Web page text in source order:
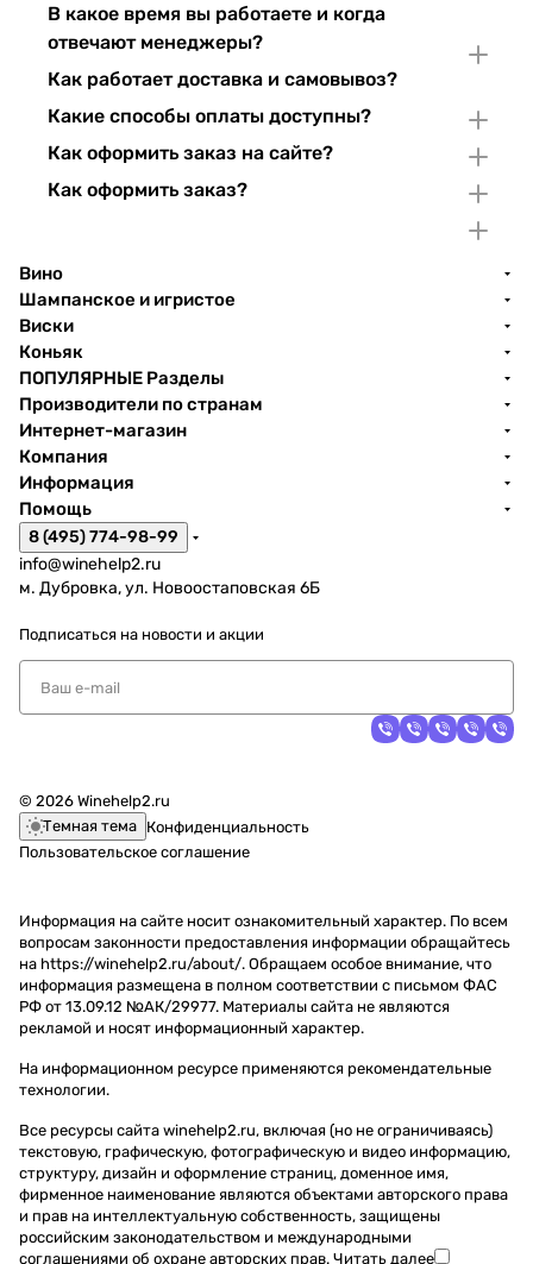
В какое время вы работаете и когда
отвечают менеджеры?
Как работает доставка и самовывоз?
Какие способы оплаты доступны?
Как оформить заказ на сайте?
Как оформить заказ?
Вино
Шампанское и игристое
Виски
Коньяк
ПОПУЛЯРНЫЕ Разделы
Производители по странам
Интернет-магазин
Компания
Информация
Помощь
8 (495) 774-98-99
info@winehelp2.ru
м. Дубровка, ул. Новоостаповская 6Б
Подписаться на новости и акции
© 2026 Winehelp2.ru
Темная тема Конфиденциальность
Пользовательское соглашение
Информация на сайте носит ознакомительный характер. По всем
вопросам законности предоставления информации обращайтесь
на https://winehelp2.ru/about/. Обращаем особое внимание, что
информация размещена в полном соответствии с письмом ФАС
РФ от 13.09.12 №АК/29977. Материалы сайта не являются
рекламой и носят информационный характер.
На информационном ресурсе применяются рекомендательные
технологии.
Все ресурсы сайта winehelp2.ru, включая (но не ограничиваясь)
текстовую, графическую, фотографическую и видео информацию,
структуру, дизайн и оформление страниц, доменное имя,
фирменное наименование являются объектами авторского права
и прав на интеллектуальную собственность, защищены
российским законодательством и международными
соглашениями об охране авторских прав. Читать далее